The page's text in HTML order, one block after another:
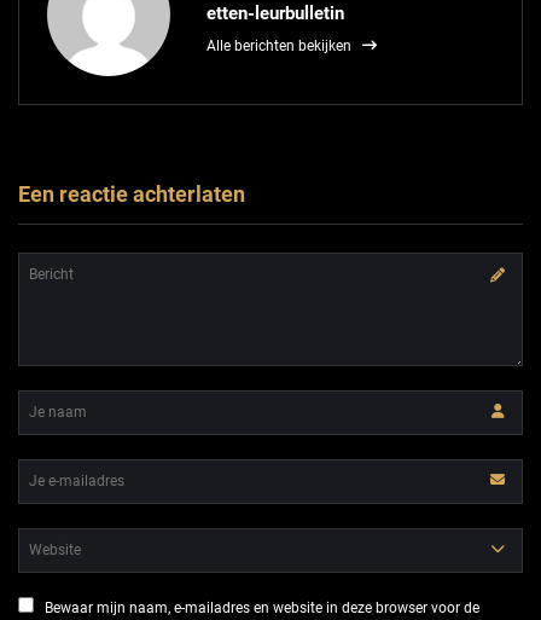
etten-leurbulletin
Alle berichten bekijken
Een reactie achterlaten
Bewaar mijn naam, e-mailadres en website in deze browser voor de